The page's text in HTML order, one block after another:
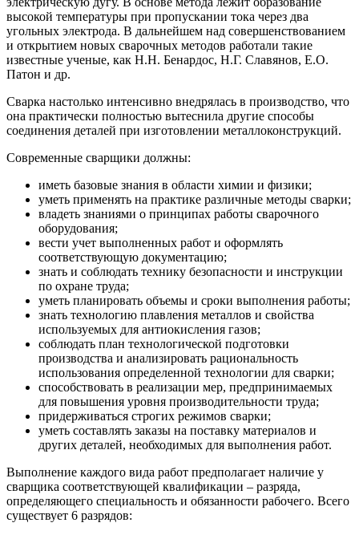
высокой температуры при пропускании тока через два
угольных электрода. В дальнейшем над совершенствованием
и открытием новых сварочных методов работали такие
известные ученые, как Н.Н. Бенардос, Н.Г. Славянов, Е.О.
Патон и др.
Сварка настолько интенсивно внедрялась в производство, что
она практически полностью вытеснила другие способы
соединения деталей при изготовлении металлоконструкций.
Современные сварщики должны:
иметь базовые знания в области химии и физики;
уметь применять на практике различные методы сварки;
владеть знаниями о принципах работы сварочного
оборудования;
вести учет выполненных работ и оформлять
соответствующую документацию;
знать и соблюдать технику безопасности и инструкции
по охране труда;
уметь планировать объемы и сроки выполнения работы;
знать технологию плавления металлов и свойства
используемых для антиокисления газов;
соблюдать план технологической подготовки
производства и анализировать рациональность
использования определенной технологии для сварки;
способствовать в реализации мер, предпринимаемых
для повышения уровня производительности труда;
придерживаться строгих режимов сварки;
уметь составлять заказы на поставку материалов и
других деталей, необходимых для выполнения работ.
Выполнение каждого вида работ предполагает наличие у
сварщика соответствующей квалификации – разряда,
определяющего специальность и обязанности рабочего. Всего
существует 6 разрядов: